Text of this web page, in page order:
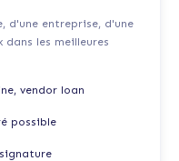
d'une entreprise, d'une
les meilleures
vendor loan
possible